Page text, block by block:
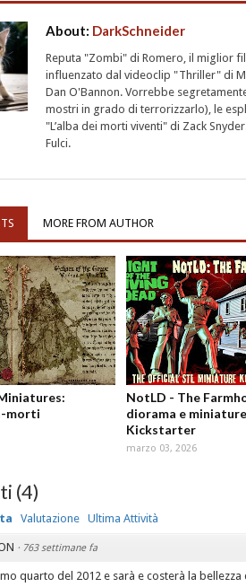
About: DarkSchneider
Reputa "Zombi" di Romero, il miglior
influenzato dal videoclip "Thriller" di
Dan O'Bannon. Vorrebbe
mostri in grado di terrorizzarlo), le
"L’alba dei morti viventi" di Zack
Fulci.
MORE FROM AUTHOR
morti
NotLD - The
diorama e
Kickstarter
marzo 03, 2026
(4)
Valutazione Ultima Attività
· 763 settimane fa
quarto del 2012 e sarà e costerà la bellezza